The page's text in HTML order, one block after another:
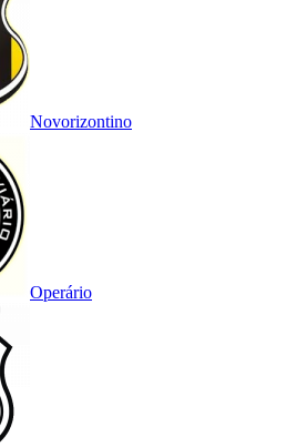
Novorizontino
Operário